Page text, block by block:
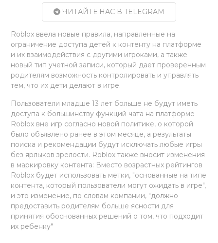
ЧИТАЙТЕ НАС В TELEGRAM
Roblox ввела новые правила, направленные на
ограничение доступа детей к контенту на платформе
и их взаимодействия с другими игроками, а также
новый тип учетной записи, который дает проверенным
родителям возможность контролировать и управлять
тем, что их дети делают в игре.
Пользователи младше 13 лет больше не будут иметь
доступа к большинству функций чата на платформе
Roblox вне игр согласно новой политике, о которой
было объявлено ранее в этом месяце, а результаты
поиска и рекомендации будут исключать любые игры
без ярлыков зрелости. Roblox также вносит изменения
в маркировку контента: Вместо возрастных рейтингов
Roblox будет использовать метки, "основанные на типе
контента, который пользователи могут ожидать в игре",
и это изменение, по словам компании, "должно
предоставить родителям больше ясности для
принятия обоснованных решений о том, что подходит
их ребенку"